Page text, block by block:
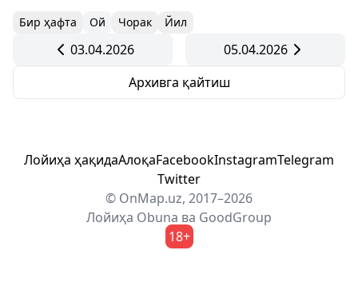
Бир ҳафта Ой Чорак Йил
03.04.2026
05.04.2026
Архивга қайтиш
Лойиҳа ҳақидаАлоқаFacebookInstagramTelegram
Twitter
© OnMap.uz, 2017–2026
Лойиҳа Obuna ва GoodGroup
18+